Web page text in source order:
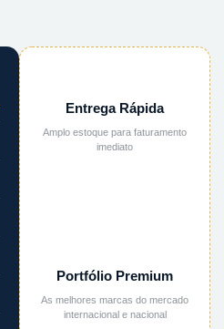
Entrega Rápida
Amplo estoque para faturamento
imediato
Portfólio Premium
As melhores marcas do mercado
internacional e nacional